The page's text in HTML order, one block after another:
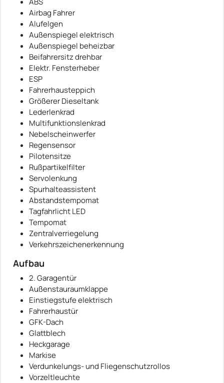
Airbag Fahrer
Alufelgen
Außenspiegel elektrisch
Außenspiegel beheizbar
Beifahrersitz drehbar
Elektr. Fensterheber
ESP
Fahrerhausteppich
Größerer Dieseltank
Lederlenkrad
Multifunktionslenkrad
Nebelscheinwerfer
Regensensor
Pilotensitze
Rußpartikelfilter
Servolenkung
Spurhalteassistent
Abstandstempomat
Tagfahrlicht LED
Tempomat
Zentralverriegelung
Verkehrszeichenerkennung
Aufbau
2. Garagentür
Außenstauraumklappe
Einstiegstufe elektrisch
Fahrerhaustür
GFK-Dach
Glattblech
Heckgarage
Markise
Verdunkelungs- und Fliegenschutzrollos
Vorzeltleuchte